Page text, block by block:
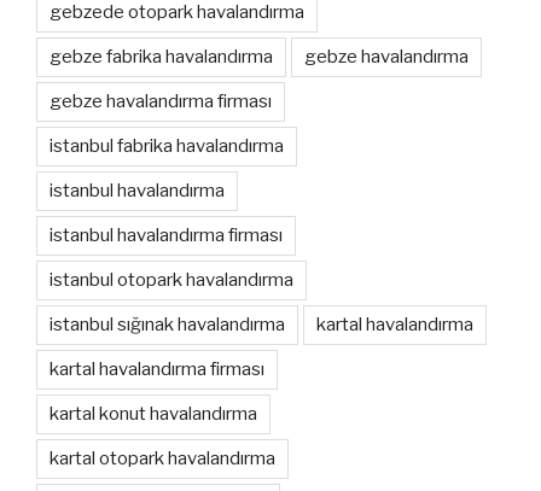
gebzede otopark havalandırma
gebze fabrika havalandırma gebze havalandırma
gebze havalandırma firması
istanbul fabrika havalandırma
istanbul havalandırma
istanbul havalandırma firması
istanbul otopark havalandırma
istanbul sığınak havalandırma kartal havalandırma
kartal havalandırma firması
kartal konut havalandırma
kartal otopark havalandırma